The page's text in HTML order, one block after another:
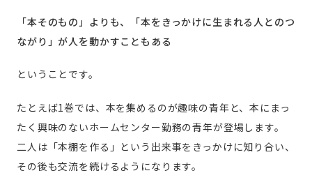
「本そのもの」よりも、「本をきっかけに生まれる人とのつ
ながり」が人を動かすこともある
ということです。
たとえば1巻では、本を集めるのが趣味の青年と、本にまっ
たく興味のないホームセンター勤務の青年が登場します。
二人は「本棚を作る」という出来事をきっかけに知り合い、
その後も交流を続けるようになります。